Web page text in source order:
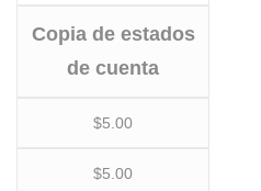
Copia de estados
de cuenta
$5.00
$5.00